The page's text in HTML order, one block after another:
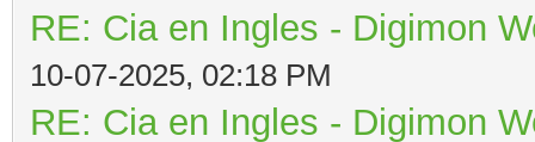
RE: Cia en Ingles - Digimon
10-07-2025, 02:18 PM
RE: Cia en Ingles - Digimon